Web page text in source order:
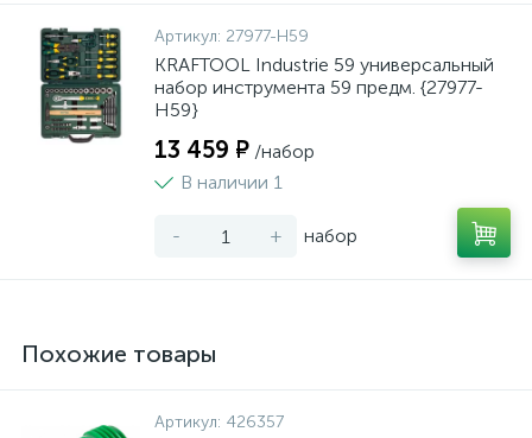
Артикул: 27977-H59
KRAFTOOL Industrie 59 универсальный
набор инструмента 59 предм. {27977-
H59}
13 459 ₽ /набор
В наличии 1
- + набор
Похожие товары
Артикул: 426357